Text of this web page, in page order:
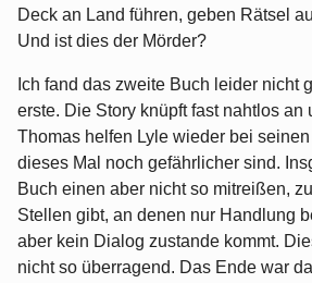
Deck an Land führen, geben Rätsel
Und ist dies der Mörder?
Ich fand das zweite Buch leider nicht
erste. Die Story knüpft fast nahtlos an
Thomas helfen Lyle wieder bei
dieses Mal noch gefährlicher sind.
Buch einen aber nicht so mitreißen,
Stellen gibt, an denen nur Handlung
aber kein Dialog zustande kommt.
nicht so überragend. Das Ende war